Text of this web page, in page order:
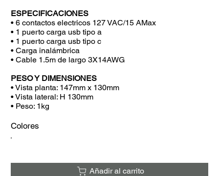
ESPECIFICACIONES
• 6 contactos electricos 127 VAC/15 AMax
• 1 puerto carga usb tipo a
• 1 puerto carga usb tipo c
• Carga inalámbrica
• Cable 1.5m de largo 3X14AWG
PESO Y DIMENSIONES
• Vista planta: 147mm x 130mm
• Vista lateral: H 130mm
• Peso: 1kg
Colores
Añadir al carrito